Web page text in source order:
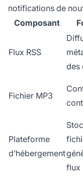
notifications de
Composant
Flux RSS
des
Fichier MP3
Plateforme
d’hébergement
flux